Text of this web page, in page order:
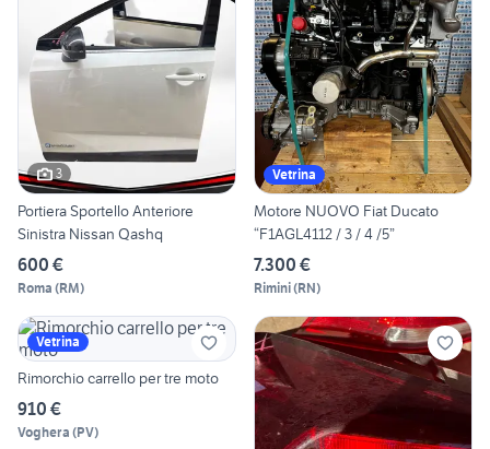
3
Portiera Sportello Anteriore
Sinistra Nissan Qashq
600 €
Roma (RM)
Vetrina
Motore NUOVO Fiat Ducato
“F1AGL4112 / 3 / 4 /5”
7.300 €
Rimini(RN)
Vetrina
Rimorchio carrello per tre moto
910 €
Voghera (PV)